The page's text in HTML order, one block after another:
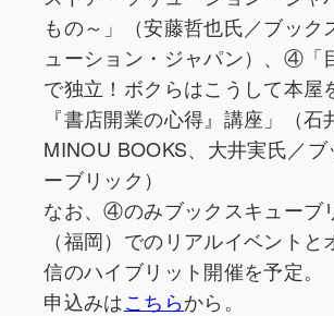
もの～」（安藤哲也氏／ブック
ューション・ジャパン）、④「
で独立！ボクらはこうして本
『書店開業の心得』講座」（石
MINOU BOOKS、大井実氏／ブ
ーブリック）
なお、④のみブックスキューブ
（福岡）でのリアルイベント
信のハイブリット開催を予定。
申込みはこちらから。